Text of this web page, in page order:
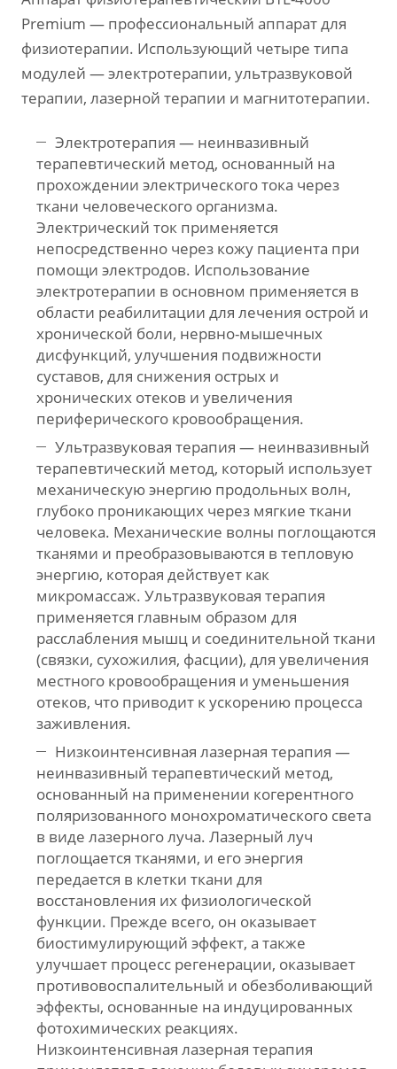
Premium — профессиональный аппарат для
физиотерапии. Использующий четыре типа
модулей — электротерапии, ультразвуковой
терапии, лазерной терапии и магнитотерапии.
Электротерапия — неинвазивный
терапевтический метод, основанный на
прохождении электрического тока через
ткани человеческого организма.
Электрический ток применяется
непосредственно через кожу пациента при
помощи электродов. Использование
электротерапии в основном применяется в
области реабилитации для лечения острой и
хронической боли, нервно-мышечных
дисфункций, улучшения подвижности
суставов, для снижения острых и
хронических отеков и увеличения
периферического кровообращения.
Ультразвуковая терапия — неинвазивный
терапевтический метод, который использует
механическую энергию продольных волн,
глубоко проникающих через мягкие ткани
человека. Механические волны поглощаются
тканями и преобразовываются в тепловую
энергию, которая действует как
микромассаж. Ультразвуковая терапия
применяется главным образом для
расслабления мышц и соединительной ткани
(связки, сухожилия, фасции), для увеличения
местного кровообращения и уменьшения
отеков, что приводит к ускорению процесса
заживления.
Низкоинтенсивная лазерная терапия —
неинвазивный терапевтический метод,
основанный на применении когерентного
поляризованного монохроматического света
в виде лазерного луча. Лазерный луч
поглощается тканями, и его энергия
передается в клетки ткани для
восстановления их физиологической
функции. Прежде всего, он оказывает
биостимулирующий эффект, а также
улучшает процесс регенерации, оказывает
противовоспалительный и обезболивающий
эффекты, основанные на индуцированных
фотохимических реакциях.
Низкоинтенсивная лазерная терапия